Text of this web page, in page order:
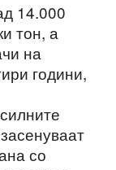
14.000
тон, а
на
години,
со